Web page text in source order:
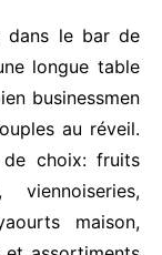
dans le bar de
longue table
businessmen
au réveil.
choix: fruits
maison,